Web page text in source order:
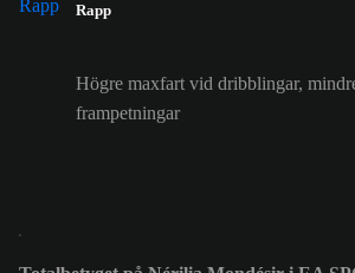
Rapp
Högre maxfart vid dribblingar,
frampetningar